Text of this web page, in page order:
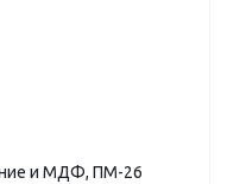
и МДФ, ПМ-26